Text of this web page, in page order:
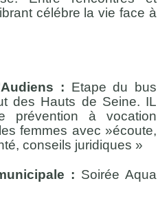
célébre la vie face à
: Etape du bus
des Hauts de Seine. IL
prévention à vocation
femmes avec »écoute,
conseils juridiques »
: Soirée Aqua